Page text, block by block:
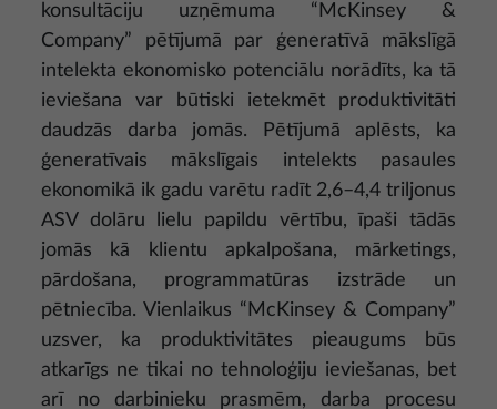
konsultāciju uzņēmuma “McKinsey &
Company” pētījumā par ģeneratīvā mākslīgā
intelekta ekonomisko potenciālu norādīts, ka tā
ieviešana var būtiski ietekmēt produktivitāti
daudzās darba jomās. Pētījumā aplēsts, ka
ģeneratīvais mākslīgais intelekts pasaules
ekonomikā ik gadu varētu radīt 2,6–4,4 triljonus
ASV dolāru lielu papildu vērtību, īpaši tādās
jomās kā klientu apkalpošana, mārketings,
pārdošana, programmatūras izstrāde un
pētniecība. Vienlaikus “McKinsey & Company”
uzsver, ka produktivitātes pieaugums būs
atkarīgs ne tikai no tehnoloģiju ieviešanas, bet
arī no darbinieku prasmēm, darba procesu